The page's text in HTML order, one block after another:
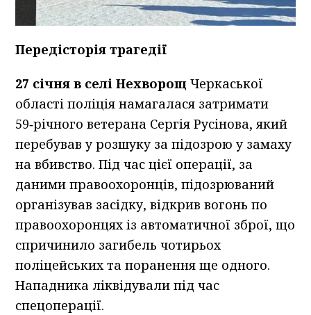
Передісторія трагедії
27 січня в селі НехворощЧеркаської
області поліція намагалася затримати
59‑річного ветерана Сергія Русінова, який
перебував у розшуку за підозрою у замаху
на вбивство. Під час цієї операції, за
даними правоохоронців, підозрюваний
організував засідку, відкрив вогонь по
правоохоронцях із автоматичної зброї, що
спричинило загибель чотирьох
поліцейських та поранення ще одного.
Нападника ліквідували під час
спецоперації.